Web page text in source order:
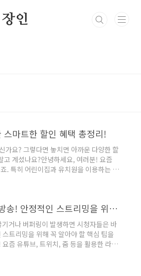
인
스마트한 할인 혜택 총정리!
가요? 그렇다면 놓치면 아까운 다양한 할
고 계셨나요?안녕하세요, 여러분! 요즘
. 특히 어린이집과 유치원을 이용하는 부
해 아이들의 일상을 확인하고 소통하는
. 그런데 단순히 아이 소식만 확인하는
랐는데 알고 보니 꽤 유용하더라고요. 오
수 있는 할인 혜택을 총정리해드릴게요!
란? 제휴 할인 가능한 브랜드 키즈노트
최대한 활용하는 팁 이용 시 유의해야
트 할인 혜택이란?키즈노트는 단순한
끊김 없는 라이브 방송! 안정적인 스트리밍을 위한 완벽 가이드
거나 버퍼링이 발생하면 시청자들은 바
트리밍을 위해 꼭 알아야 할 핵심 팁을
즘 유튜브, 트위치, 줌 등을 활용한 라이
대가 되었습니다. 그러나 많은 사람들이
간에 끊기거나 화질이 저하되는 문제를